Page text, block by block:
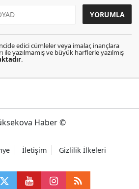
edici cümleler veya imalar, inançlara
ile yazılmamış ve büyük harflerle yazılmış
.
Haber ©
İletişim Gizlilik İlkeleri